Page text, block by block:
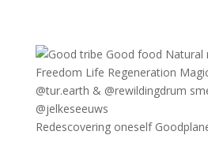
Redescovering oneself